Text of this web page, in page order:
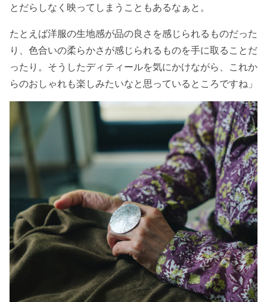
とだらしなく映ってしまうこともあるなぁと。
たとえば洋服の生地感が品の良さを感じられるものだった
り、色合いの柔らかさが感じられるものを手に取ることだ
ったり。そうしたディティールを気にかけながら、これか
らのおしゃれも楽しみたいなと思っているところですね」